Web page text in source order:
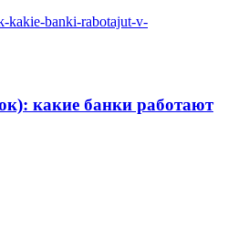
какие банки работают